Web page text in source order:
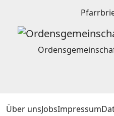
Über unsJobsImpressum